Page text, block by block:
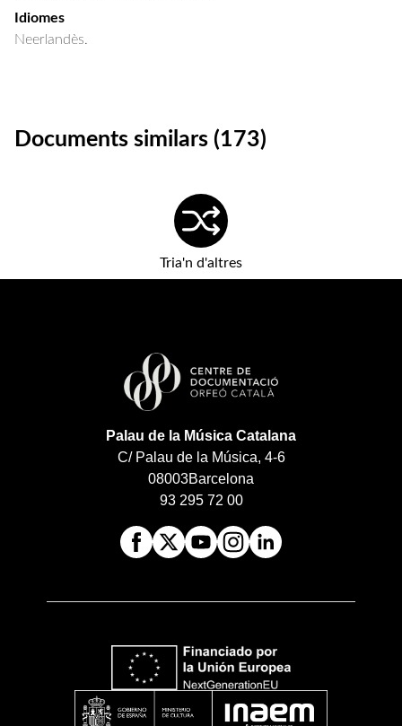
Idiomes
Neerlandès.
Documents similars (173)
Tria'n d'altres
Palau de la Música Catalana
C/ Palau de la Música, 4-6
08003Barcelona
93 295 72 00